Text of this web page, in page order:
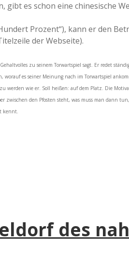
es schon eine chinesische
Prozent“), kann er den
der Webseite).
zu seinem Torwartspiel sagt. Er redet
worauf es seiner Meinung nach im Torwartspiel
werden wie er. Soll heißen: auf dem Platz. Die
den Pfosten steht, was muss man dann
kennt.
des